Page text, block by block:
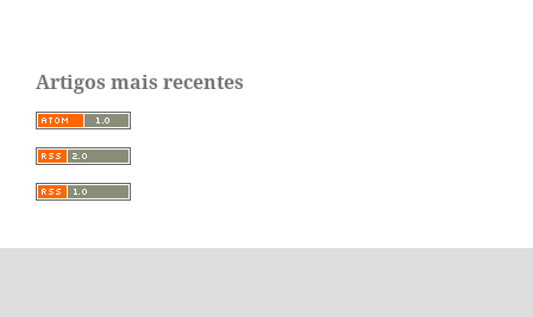
Artigos mais recentes